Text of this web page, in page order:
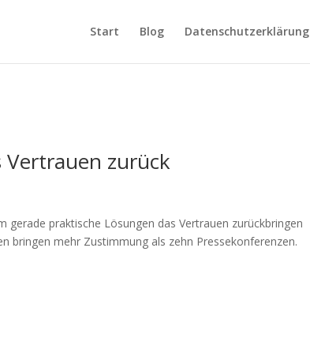
Start Blog Datenschutzerklärung
Vertrauen zurück
praktische Lösungen das Vertrauen zurückbringen
bringen mehr Zustimmung als zehn Pressekonferenzen.